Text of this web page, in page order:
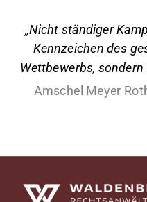
„Nicht ständiger
Kennzeichen des
Wettbewerbs,
Amschel Meyer
Waldenberger Rechtsanwälte